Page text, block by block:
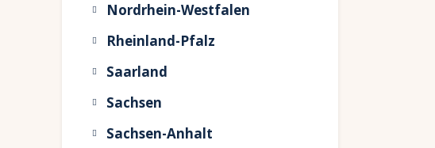
Nordrhein-Westfalen
Rheinland-Pfalz
Saarland
Sachsen
Sachsen-Anhalt